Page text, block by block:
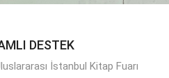
DESTEK
İstanbul Kitap Fuarı